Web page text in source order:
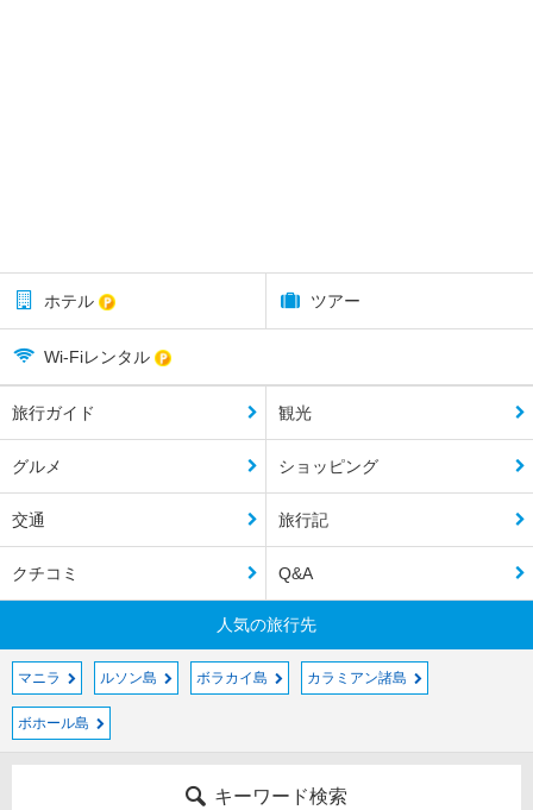
ホテル ツアー
Wi-Fiレンタル
旅行ガイド 観光
グルメ ショッピング
交通 旅行記
クチコミ Q&A
人気の旅行先
マニラ ルソン島 ボラカイ島 カラミアン諸島
ボホール島
キーワード検索